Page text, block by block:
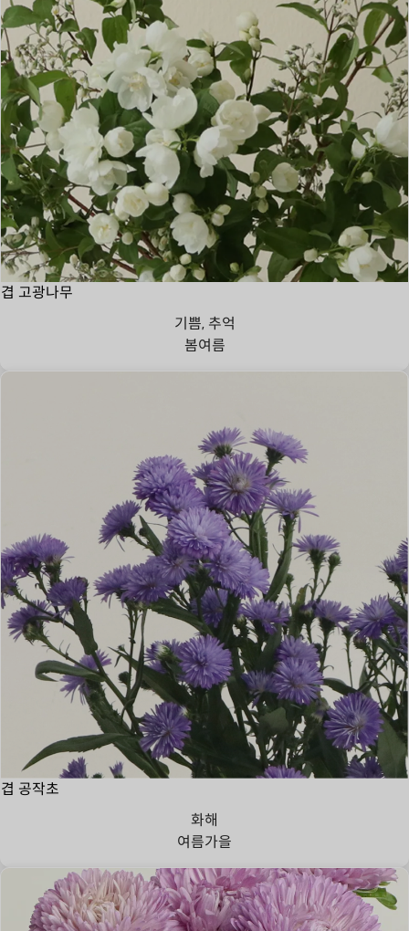
겹 고광나무
기쁨, 추억
봄여름
겹 공작초
화해
여름가을